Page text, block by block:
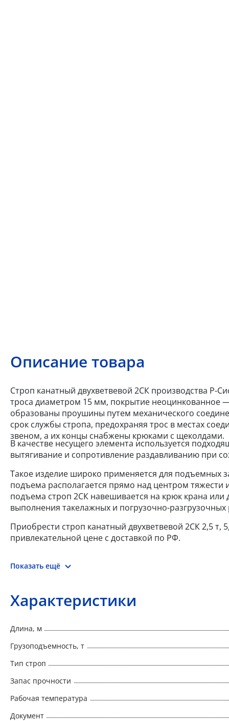
Описание товара
Строп канатный двухветвевой 2СК производства Р-
троса диаметром 15 мм, покрытие неоцинкованное
образованы проушины путем механического
срок службы стропа, предохраняя трос в местах
звеном, а их концы снабжены крюками с щеколдами.
В качестве несущего элемента используется
вытягивание и сопротивление раздавливанию при
Такое изделие широко применяется для подъемных
подъема располагается прямо над центром
подъема строп 2СК навешивается на крюк крана или
выполнения такелажных и погрузочно-разгрузочных
Приобрести строп канатный двухветвевой 2СК 2,5
привлекательной цене с доставкой по РФ.
Показать ещё
Характеристики
Длина, м
Грузоподъемность, т
Тип строп
Запас прочности
Рабочая температура
Документ